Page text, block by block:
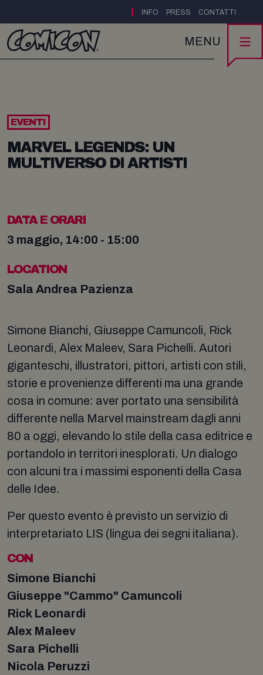
INFO PRESS CONTATTI
MENU
EVENTI
MARVEL LEGENDS: UN
MULTIVERSO DI ARTISTI
DATA E ORARI
3 maggio, 14:00 - 15:00
LOCATION
Sala Andrea Pazienza
Simone Bianchi, Giuseppe Camuncoli, Rick
Leonardi, Alex Maleev, Sara Pichelli. Autori
giganteschi, illustratori, pittori, artisti con stili,
storie e provenienze differenti ma una grande
cosa in comune: aver portato una sensibilità
differente nella Marvel mainstream dagli anni
80 a oggi, elevando lo stile della casa editrice e
portandolo in territori inesplorati. Un dialogo
con alcuni tra i massimi esponenti della Casa
delle Idee.
Per questo evento è previsto un servizio di
interpretariato LIS (lingua dei segni italiana).
CON
Simone Bianchi
Giuseppe "Cammo" Camuncoli
Rick Leonardi
Alex Maleev
Sara Pichelli
Nicola Peruzzi